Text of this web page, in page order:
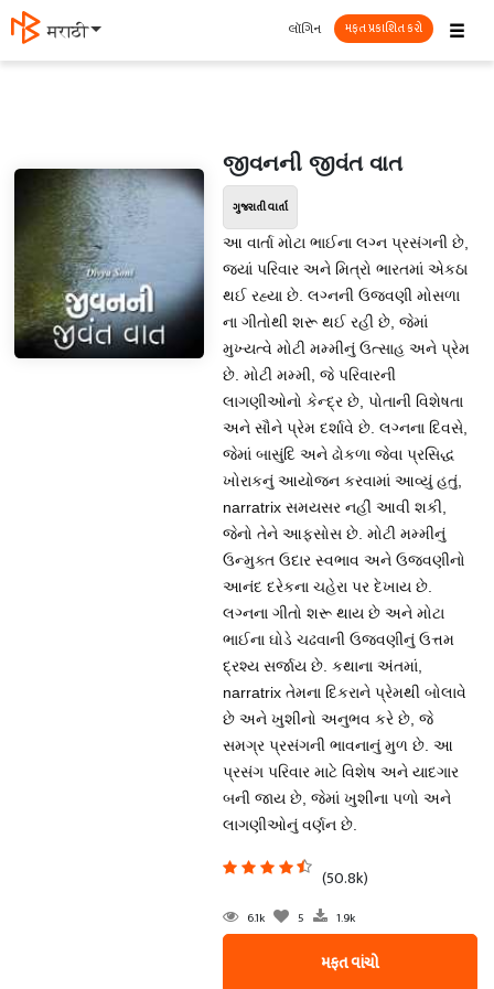
मराठी ☰
લૉગિન મફત પ્રકાશિત કરો
જીવનની જીવંત વાત
ગુજરાતી વાર્તા
આ વાર્તા મોટા ભાઈના લગ્ન પ્રસંગની છે,
જ્યાં પરિવાર અને મિત્રો ભારતમાં એકઠા
થઈ રહ્યા છે. લગ્નની ઉજવણી મોસળા
ના ગીતોથી શરૂ થઈ રહી છે, જેમાં
મુખ્યત્વે મોટી મમ્મીનું ઉત્સાહ અને પ્રેમ
છે. મોટી મમ્મી, જે પરિવારની
લાગણીઓનો કેન્દ્ર છે, પોતાની વિશેષતા
અને સૌને પ્રેમ દર્શાવે છે. લગ્નના દિવસે,
જેમાં બાસુંદિ અને ઢોકળા જેવા પ્રસિદ્ધ
ખોરાકનું આયોજન કરવામાં આવ્યું હતું,
narratrix સમયસર નહીં આવી શકી,
જેનો તેને આફસોસ છે. મોટી મમ્મીનું
ઉન્મુક્ત ઉદાર સ્વભાવ અને ઉજવણીનો
આનંદ દરેકના ચહેરા પર દેખાય છે.
લગ્નના ગીતો શરૂ થાય છે અને મોટા
ભાઈના ઘોડે ચઢવાની ઉજવણીનું ઉત્તમ
દ્રશ્ય સર્જાય છે. કથાના અંતમાં,
narratrix તેમના દિકરાને પ્રેમથી બોલાવે
છે અને ખુશીનો અનુભવ કરે છે, જે
સમગ્ર પ્રસંગની ભાવનાનું મુળ છે. આ
પ્રસંગ પરિવાર માટે વિશેષ અને યાદગાર
બની જાય છે, જેમાં ખુશીના પળો અને
લાગણીઓનું વર્ણન છે.
(50.8k)
6.1k 5 1.9k
મફત વાંચો